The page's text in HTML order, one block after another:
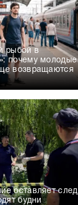
рыбой в
почему молодые
возвращаются
оставляет след
будни